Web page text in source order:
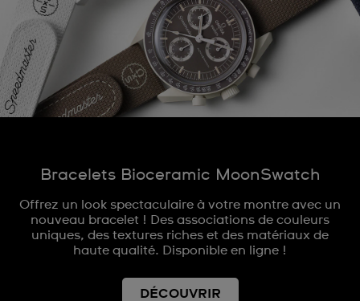
Bracelets Bioceramic MoonSwatch
Offrez un look spectaculaire à votre montre avec un
nouveau bracelet ! Des associations de couleurs
uniques, des textures riches et des matériaux de
haute qualité. Disponible en ligne !
DÉCOUVRIR